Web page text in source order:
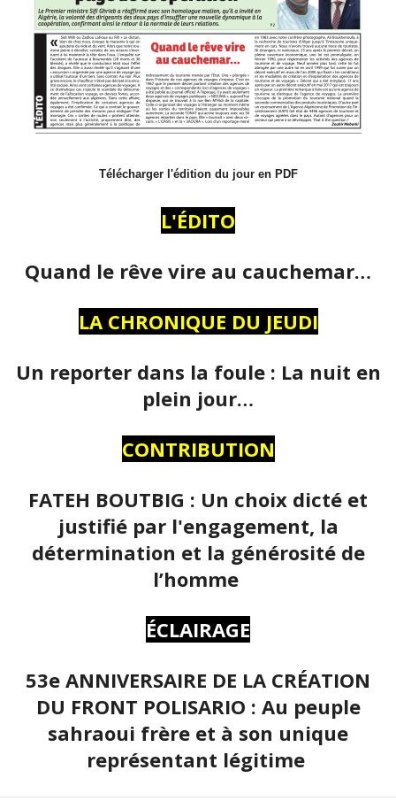
Télécharger l'édition du jour en PDF
L'ÉDITO
Quand le rêve vire au cauchemar…
LA CHRONIQUE DU JEUDI
Un reporter dans la foule : La nuit en
plein jour…
CONTRIBUTION
FATEH BOUTBIG : Un choix dicté et
justifié par l'engagement, la
détermination et la générosité de
l’homme
ÉCLAIRAGE
53e ANNIVERSAIRE DE LA CRÉATION
DU FRONT POLISARIO : Au peuple
sahraoui frère et à son unique
représentant légitime